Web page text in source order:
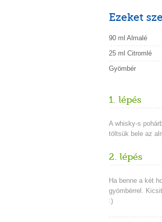
Ezeket
90 ml Almalé
25 ml Citromlé
Gyömbér
1. lépés
A whisky-s
töltsük bele az
2. lépés
Ha benne a két
gyömbérrel.
:)